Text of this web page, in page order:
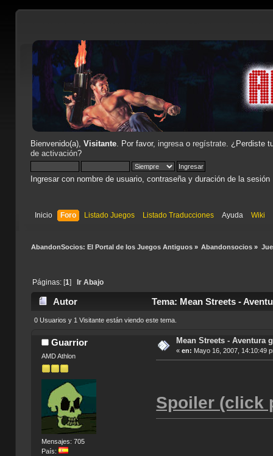
Bienvenido(a), Visitante. Por favor, ingresao regístrate. ¿Perdiste
de activación?
Ingresar con nombre de usuario, contraseña y duración de la sesión
Inicio Foro Listado Juegos Listado Traducciones Ayuda Wiki
AbandonSocios: El Portal de los Juegos Antiguos» Abandonsocios »
Páginas: [1] Ir Abajo
Autor Tema: Mean Streets -
0 Usuarios y 1 Visitante están viendo este tema.
Guarrior
AMD Athlon
Mensajes: 705
País:
Mean Streets - Aventura
« en: Mayo 16, 2007, 14:10:49
Spoiler (click